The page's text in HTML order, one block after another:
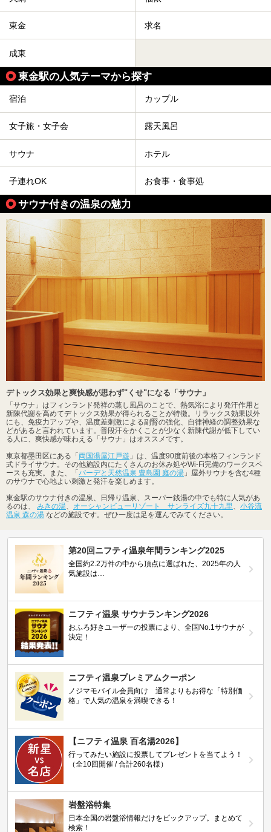
東金 求名
成東
東金駅の人気テーマから探す
宿泊 カップル
女子旅・女子会 露天風呂
サウナ ホテル
子連れOK お食事・食事処
サウナ付きの温泉の魅力
デトックス効果と爽快感が思わず"くせ"になる「サウナ」
「サウナ」はフィンランド発祥の蒸し風呂のことで、熱気浴により発汗作用と
新陳代謝を高めてデトックス効果が得られることが特徴。リラックス効果以外
にも、免疫力アップや、温度差刺激による副腎の強化、自律神経の調整効果な
どがあると言われています。普段汗をかくことが少なく新陳代謝が低下してい
る人に、爽快感が味わえる「サウナ」はオススメです。
東京都墨田区にある「 両国湯屋江戸遊 」は、温度90度前後の本格フィンランド
式ドライサウナ。その他施設内にたくさんのお休み処やWi-Fi完備のワークスペ
ースも充実。また、「 バーデと天然温泉 豊島園 庭の湯 」屋外サウナを含む4種
のサウナで心地よい刺激と発汗を楽しめます。
東金駅のサウナ付きの温泉、日帰り温泉、スーパー銭湯の中でも特に人気があ
るのは、 みきの湯、 オーシャンビューリゾート サンライズ九十九里、 小谷流
温泉 森の湯 などの施設です。ぜひ一度は足を運んでみてください。
第20回ニフティ温泉年間ランキング2025
全国約2.2万件の中から頂点に選ばれた、2025年の人
気施設は…
ニフティ温泉 サウナランキング2026
おふろ好きユーザーの投票により、全国No.1サウナが
決定！
ニフティ温泉プレミアムクーポン
ノジマモバイル会員向け 通常よりもお得な「特別価
格」で人気の温泉を満喫できる！
【ニフティ温泉 百名湯2026】
行ってみたい施設に投票してプレゼントを当てよう！
（全10回開催 / 合計260名様）
岩盤浴特集
日本全国の岩盤浴情報だけをピックアップ。まとめて
検索！